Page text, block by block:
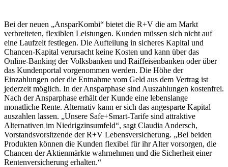
Bei der neuen „AnsparKombi“ bietet die R+V die am Markt
verbreiteten, flexiblen Leistungen. Kunden müssen sich nicht auf
eine Laufzeit festlegen. Die Aufteilung in sicheres Kapital und
Chancen-Kapital verursacht keine Kosten und kann über das
Online-Banking der Volksbanken und Raiffeisenbanken oder über
das Kundenportal vorgenommen werden. Die Höhe der
Einzahlungen oder die Entnahme vom Geld aus dem Vertrag ist
jederzeit möglich. In der Ansparphase sind Auszahlungen kostenfrei.
Nach der Ansparphase erhält der Kunde eine lebenslange
monatliche Rente. Alternativ kann er sich das angesparte Kapital
auszahlen lassen. „Unsere Safe+Smart-Tarife sind attraktive
Alternativen im Niedrigzinsumfeld“, sagt Claudia Andersch,
Vorstandsvorsitzende der R+V Lebensversicherung. „Bei beiden
Produkten können die Kunden flexibel für ihr Alter vorsorgen, die
Chancen der Aktienmärkte wahrnehmen und die Sicherheit einer
Rentenversicherung erhalten.“